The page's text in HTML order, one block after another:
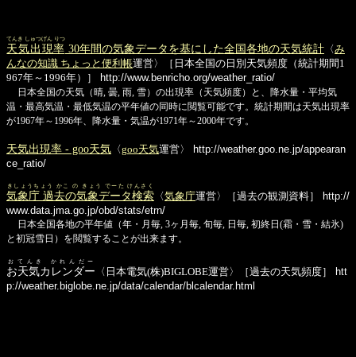
天気出現率
てんき しゅつげん りつ
30年間の気象データを基にした全国各地の天気統計 〈み
んなの知識 ちょっと便利帳運営〉［日本全国の日別天気頻度（統計期間1
967年～1996年）］
http://www.benricho.org/weather_ratio/
日本全国の天気（晴, 曇, 雨, 雪）の出現率（天気頻度）と、降水量・平均気
温・最高気温・最低気温の平年値の同時に閲覧可能です。統計期間は天気出現率
が1967年～1996年、降水量・気温が1971年～2000年です。
天気出現率 - goo天気 〈goo天気運営〉
http://weather.goo.ne.jp/appearan
ce_ratio/
気象庁 過去の気象データ検索
きしょうちょう かこ の きょう でーた けんさく
〈気象庁運営〉［過去の観測資料］
http://
www.data.jma.go.jp/obd/stats/etrn/
日本全国各地の平年値（年・月毎, 3ヶ月毎, 旬毎, 日毎, 初終日(霜・雪・結氷)
と初冠雪日）を閲覧することが出来ます。
お天気カレンダー
おてんき かれんだー
〈日本電気(株)BIGLOBE運営〉［過去の天気頻度］
htt
p://weather.biglobe.ne.jp/data/calendar/blcalendar.html